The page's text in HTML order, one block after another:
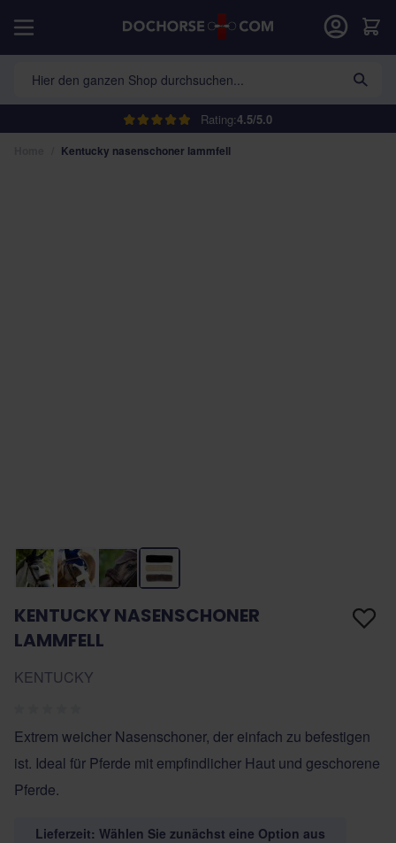
Rating:4.5/5.0
Hier den ganzen Shop durchsuchen...
Kentucky nasenschoner lammfell
KENTUCKY NASENSCHONER
LAMMFELL
KENTUCKY
Extrem weicher Nasenschoner, der einfach zu befestigen
ist. Ideal für Pferde mit empfindlicher Haut und geschorene
Pferde.
Lieferzeit: Wählen Sie zunächst eine Option aus